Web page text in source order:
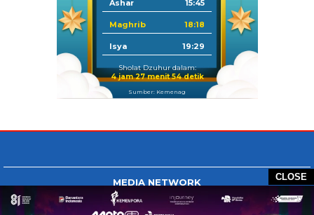
CLOSE
Ashar 15:45
Maghrib 18:18
Isya 19:29
Sholat Dzuhur dalam:
4 jam 27 menit 53 detik
Sumber: Kemenag
MEDIA NETWORK
Tangan Berbagi
BERBAGI News
Whatsapp.com